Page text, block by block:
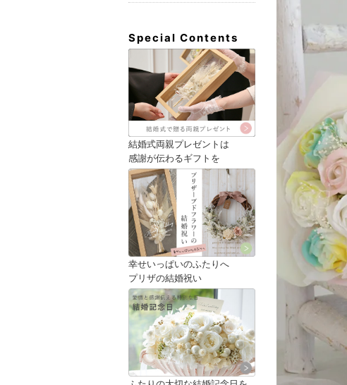
Special Contents
結婚式両親プレゼントは
感謝が伝わるギフトを
幸せいっぱいのふたりへ
プリザの結婚祝い